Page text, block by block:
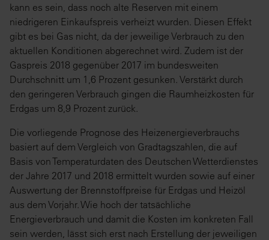
kann es sein, dass noch alte Reserven mit einem
niedrigeren Einkaufspreis verheizt wurden. Diesen Effekt
gibt es bei Gas nicht, da der jeweilige Verbrauch zu den
aktuellen Konditionen abgerechnet wird. Zudem ist der
Gaspreis 2018 gegenüber 2017 im bundesweiten
Durchschnitt um 1,6 Prozent gesunken. Verstärkt durch
den geringeren Verbrauch gingen die Raumheizkosten für
Erdgas um 8,9 Prozent zurück.
Die vorliegende Prognose des Heizenergieverbrauchs
basiert auf dem Vergleich von Gradtagszahlen, die auf
Basis von Temperaturdaten des Deutschen Wetterdienstes
der Jahre 2017 und 2018 ermittelt wurden sowie auf einer
Auswertung der Brennstoffpreise für Erdgas und Heizöl
aus dem Vorjahr. Wie hoch der tatsächliche
Energieverbrauch und damit die Kosten im konkreten Fall
sein werden, lässt sich erst nach Erstellung der jeweiligen